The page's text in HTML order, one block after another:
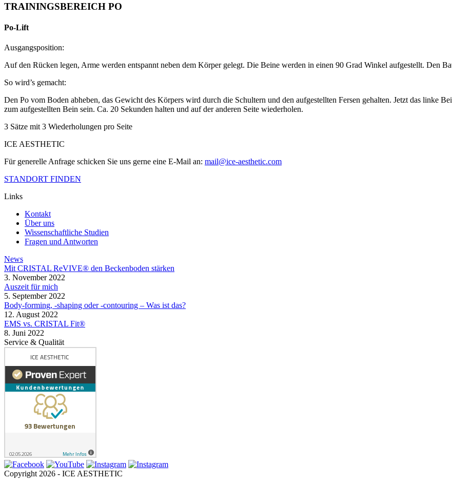
TRAININGSBEREICH PO
Po-Lift
Ausgangsposition:
Auf den Rücken legen, Arme werden entspannt neben dem Körper gelegt. Die Beine werden in einen 90 Grad Winkel aufgestellt. Den
So wird’s gemacht:
Den Po vom Boden abheben, das Gewicht des Körpers wird durch die Schultern und den aufgestellten Fersen gehalten. Jetzt das linke
zum aufgestellten Bein sein. Ca. 20 Sekunden halten und auf der anderen Seite wiederholen.
3 Sätze mit 3 Wiederholungen pro Seite
ICE AESTHETIC
Für generelle Anfrage schicken Sie uns gerne eine E-Mail an: mail@ice-aesthetic.com
STANDORT FINDEN
Links
Kontakt
Über uns
Wissenschaftliche Studien
Fragen und Antworten
News
Mit CRISTAL ReVIVE® den Beckenboden stärken
3. November 2022
Auszeit für mich
5. September 2022
Body-forming, -shaping oder -contouring – Was ist das?
12. August 2022
EMS vs. CRISTAL Fit®
8. Juni 2022
Service & Qualität
Copyright 2026 - ICE AESTHETIC